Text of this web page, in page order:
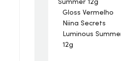
Gloss Vermelho
Niina Secrets
Luminous
12g